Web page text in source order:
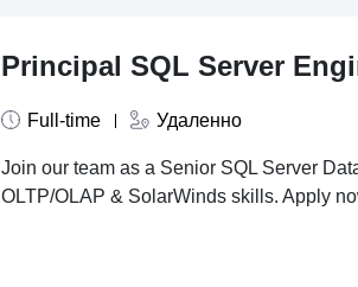
Principal SQL Server
Full-time Удаленно
Join our team as a Senior SQL Server
OLTP/OLAP & SolarWinds skills. Apply